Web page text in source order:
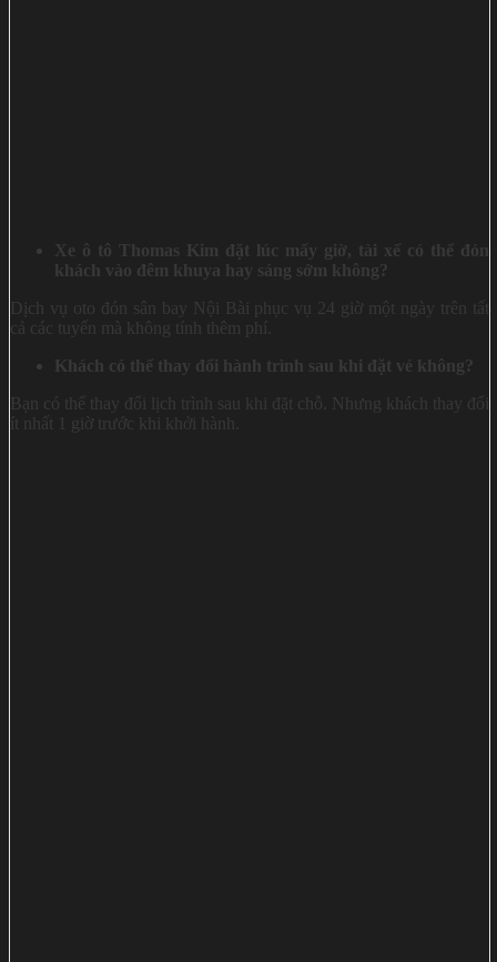
Xe ô tô Thomas Kim đặt lúc mấy giờ, tài xế có thể đón
khách vào đêm khuya hay sáng sớm không?
Dịch vụ oto đón sân bay Nội Bài phục vụ 24 giờ một ngày trên tất
cả các tuyến mà không tính thêm phí.
Khách có thể thay đổi hành trình sau khi đặt vé không?
Bạn có thể thay đổi lịch trình sau khi đặt chỗ. Nhưng khách thay đổi
ít nhất 1 giờ trước khi khởi hành.